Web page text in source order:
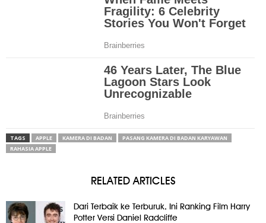
TAGS APPLE KAMERA DI BADAN
PASANG KAMERA DI BADAN KARYAWAN
RAHASIA APPLE
RELATED ARTICLES
Dari Terbaik ke Terburuk, Ini Ranking Film Harry
Potter Versi Daniel Radcliffe